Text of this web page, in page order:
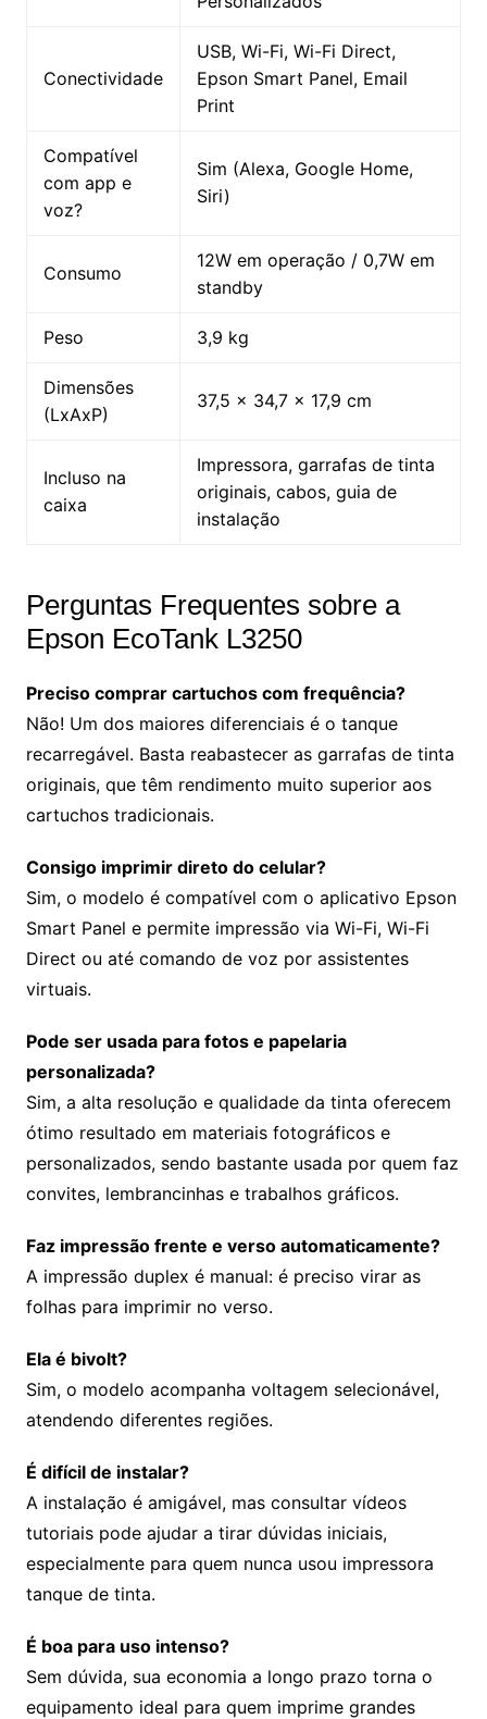
Conectividade
USB, Wi-Fi, Wi-Fi Direct,
Epson Smart Panel, Email
Print
Compatível
com app e
voz?
Sim (Alexa, Google Home,
Siri)
Consumo
12W em operação / 0,7W em
standby
Peso 3,9 kg
Dimensões
(LxAxP)
37,5 x 34,7 x 17,9 cm
Incluso na
caixa
Impressora, garrafas de tinta
originais, cabos, guia de
instalação
Perguntas Frequentes sobre a
Epson EcoTank L3250
Preciso comprar cartuchos com frequência?
Não! Um dos maiores diferenciais é o tanque
recarregável. Basta reabastecer as garrafas de tinta
originais, que têm rendimento muito superior aos
cartuchos tradicionais.
Consigo imprimir direto do celular?
Sim, o modelo é compatível com o aplicativo Epson
Smart Panel e permite impressão via Wi-Fi, Wi-Fi
Direct ou até comando de voz por assistentes
virtuais.
Pode ser usada para fotos e papelaria
personalizada?
Sim, a alta resolução e qualidade da tinta oferecem
ótimo resultado em materiais fotográficos e
personalizados, sendo bastante usada por quem faz
convites, lembrancinhas e trabalhos gráficos.
Faz impressão frente e verso automaticamente?
A impressão duplex é manual: é preciso virar as
folhas para imprimir no verso.
Ela é bivolt?
Sim, o modelo acompanha voltagem selecionável,
atendendo diferentes regiões.
É difícil de instalar?
A instalação é amigável, mas consultar vídeos
tutoriais pode ajudar a tirar dúvidas iniciais,
especialmente para quem nunca usou impressora
tanque de tinta.
É boa para uso intenso?
Sem dúvida, sua economia a longo prazo torna o
equipamento ideal para quem imprime grandes